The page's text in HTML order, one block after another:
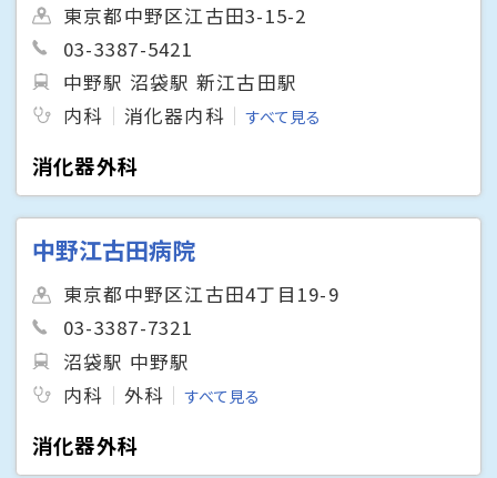
東京都中野区江古田3-15-2
03-3387-5421
中野駅 沼袋駅 新江古田駅
内科
消化器内科 すべて見る
消化器外科
中野江古田病院
東京都中野区江古田4丁目19-9
03-3387-7321
沼袋駅 中野駅
内科
外科 すべて見る
消化器外科